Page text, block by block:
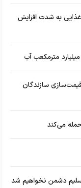
به شدت افزایش
سازندگان
دشمن نخواهیم شد